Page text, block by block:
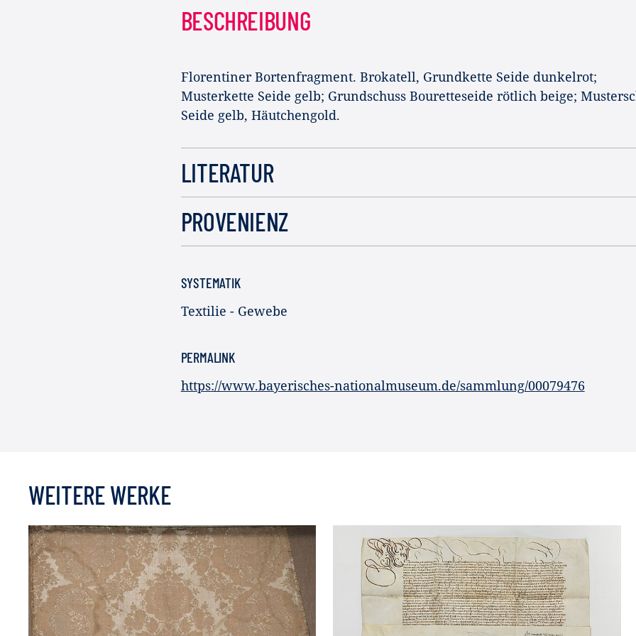
BESCHREIBUNG
Florentiner Bortenfragment. Brokatell, Grundkette Seide dunkelrot;
Musterkette Seide gelb; Grundschuss Bouretteseide rötlich beige;
Seide gelb, Häutchengold.
LITERATUR
PROVENIENZ
SYSTEMATIK
Textilie - Gewebe
PERMALINK
https://www.bayerisches-nationalmuseum.de/sammlung/00079476
WEITERE WERKE